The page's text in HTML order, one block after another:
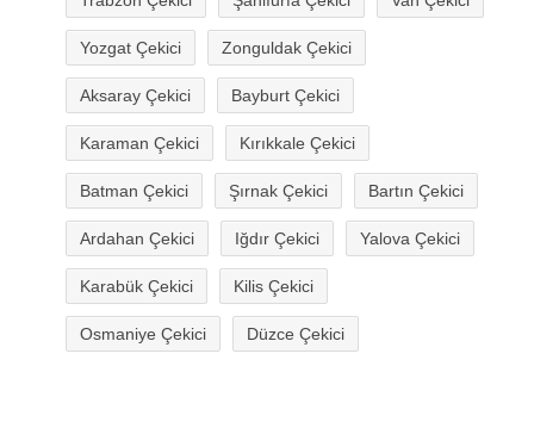
Yozgat Çekici Zonguldak Çekici
Aksaray Çekici Bayburt Çekici
Karaman Çekici Kırıkkale Çekici
Batman Çekici Şırnak Çekici Bartın Çekici
Ardahan Çekici Iğdır Çekici Yalova Çekici
Karabük Çekici Kilis Çekici
Osmaniye Çekici Düzce Çekici